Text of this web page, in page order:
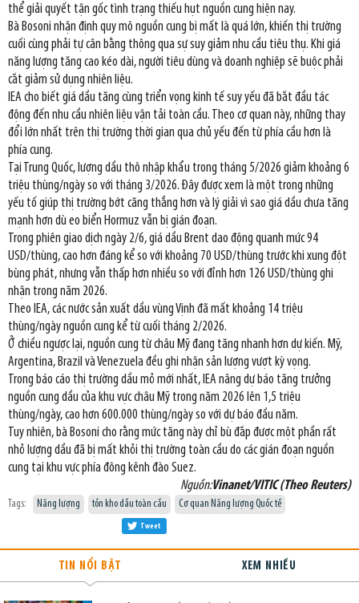
thể giải quyết tận gốc tình trạng thiếu hụt nguồn cung hiện nay.
Bà Bosoni nhận định quy mô nguồn cung bị mất là quá lớn, khiến thị trường
cuối cùng phải tự cân bằng thông qua sự suy giảm nhu cầu tiêu thụ. Khi giá
năng lượng tăng cao kéo dài, người tiêu dùng và doanh nghiệp sẽ buộc phải
cắt giảm sử dụng nhiên liệu.
IEA cho biết giá dầu tăng cùng triển vọng kinh tế suy yếu đã bắt đầu tác
động đến nhu cầu nhiên liệu vận tải toàn cầu. Theo cơ quan này, những thay
đổi lớn nhất trên thị trường thời gian qua chủ yếu đến từ phía cầu hơn là
phía cung.
Tại Trung Quốc, lượng dầu thô nhập khẩu trong tháng 5/2026 giảm khoảng 6
triệu thùng/ngày so với tháng 3/2026. Đây được xem là một trong những
yếu tố giúp thị trường bớt căng thẳng hơn và lý giải vì sao giá dầu chưa tăng
mạnh hơn dù eo biển Hormuz vẫn bị gián đoạn.
Trong phiên giao dịch ngày 2/6, giá dầu Brent dao động quanh mức 94
USD/thùng, cao hơn đáng kể so với khoảng 70 USD/thùng trước khi xung đột
bùng phát, nhưng vẫn thấp hơn nhiều so với đỉnh hơn 126 USD/thùng ghi
nhận trong năm 2026.
Theo IEA, các nước sản xuất dầu vùng Vịnh đã mất khoảng 14 triệu
thùng/ngày nguồn cung kể từ cuối tháng 2/2026.
Ở chiều ngược lại, nguồn cung từ châu Mỹ đang tăng nhanh hơn dự kiến. Mỹ,
Argentina, Brazil và Venezuela đều ghi nhận sản lượng vượt kỳ vọng.
Trong báo cáo thị trường dầu mỏ mới nhất, IEA nâng dự báo tăng trưởng
nguồn cung dầu của khu vực châu Mỹ trong năm 2026 lên 1,5 triệu
thùng/ngày, cao hơn 600.000 thùng/ngày so với dự báo đầu năm.
Tuy nhiên, bà Bosoni cho rằng mức tăng này chỉ bù đắp được một phần rất
nhỏ lượng dầu đã bị mất khỏi thị trường toàn cầu do các gián đoạn nguồn
cung tại khu vực phía đông kênh đào Suez.
Nguồn:Vinanet/VITIC (Theo Reuters)
Tags: Năng lượng tồn kho dầu toàn cầu Cơ quan Năng lượng Quốc tế
Tweet
TIN NỔI BẬT XEM NHIỀU